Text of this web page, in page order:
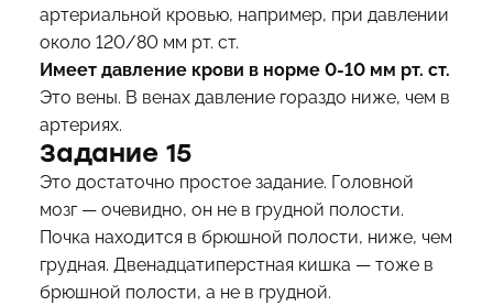
артериальной кровью, например, при давлении
около 120/80 мм рт. ст.
Имеет давление крови в норме 0-10 мм рт. ст.
Это вены. В венах давление гораздо ниже, чем в
артериях.
Задание 15
Это достаточно простое задание. Головной
мозг — очевидно, он не в грудной полости.
Почка находится в брюшной полости, ниже, чем
грудная. Двенадцатиперстная кишка — тоже в
брюшной полости, а не в грудной.